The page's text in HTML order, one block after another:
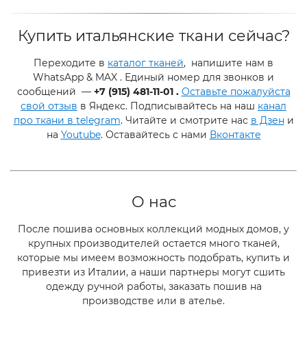
Купить итальянские ткани сейчас?
Переходите в каталог тканей, напишите нам в
WhatsApp & MAX . Единый номер для звонков и
сообщений — +7 (915) 481-11-01 . Оставьте пожалуйста
свой отзыв в Яндекс. Подписывайтесь на наш канал
про ткани в telegram. Читайте и смотрите нас в Дзен и
на Youtube. Оставайтесь с нами Вконтакте
О нас
После пошива основных коллекций модных домов, у
крупных производителей остается много тканей,
которые мы имеем возможность подобрать, купить и
привезти из Италии, а наши партнеры могут сшить
одежду ручной работы, заказать пошив на
производстве или в ателье.